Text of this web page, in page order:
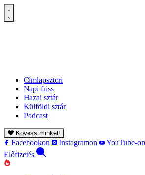
Címlapsztori
Napi friss
Hazai sztár
Külföldi sztár
Podcast
Kövess minket!
Facebookon Instagramon YouTube-on
Előfizetés